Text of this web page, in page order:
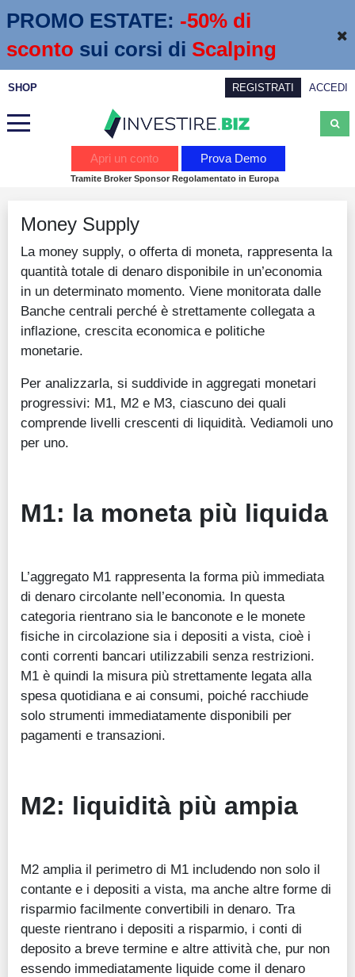
PROMO ESTATE: -50% di
sconto sui corsi di Scalping
SHOP REGISTRATI ACCEDI
Calendario economico
Webinar
Servizi
Trading
Education
Guide
Quotazioni
Conto IG
Stagionalità
Apri un conto Prova Demo
Tramite Broker Sponsor Regolamentato in Europa
Money Supply
La money supply, o offerta di moneta, rappresenta la
quantità totale di denaro disponibile in un’economia
in un determinato momento. Viene monitorata dalle
Banche centrali perché è strettamente collegata a
inflazione, crescita economica e politiche
monetarie.
Per analizzarla, si suddivide in aggregati monetari
progressivi: M1, M2 e M3, ciascuno dei quali
comprende livelli crescenti di liquidità. Vediamoli uno
per uno.
M1: la moneta più liquida
L’aggregato M1 rappresenta la forma più immediata
di denaro circolante nell’economia. In questa
categoria rientrano sia le banconote e le monete
fisiche in circolazione sia i depositi a vista, cioè i
conti correnti bancari utilizzabili senza restrizioni.
M1 è quindi la misura più strettamente legata alla
spesa quotidiana e ai consumi, poiché racchiude
solo strumenti immediatamente disponibili per
pagamenti e transazioni.
M2: liquidità più ampia
M2 amplia il perimetro di M1 includendo non solo il
contante e i depositi a vista, ma anche altre forme di
risparmio facilmente convertibili in denaro. Tra
queste rientrano i depositi a risparmio, i conti di
deposito a breve termine e altre attività che, pur non
essendo immediatamente liquide come il denaro